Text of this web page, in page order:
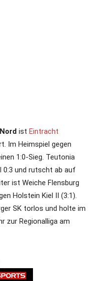
ist Eintracht
Im Heimspiel gegen
1:0-Sieg. Teutonia
0:3 und rutscht ab auf
ist Weiche Flensburg
Holstein Kiel II (3:1).
SK torlos und holte im
zur Regionalliga am